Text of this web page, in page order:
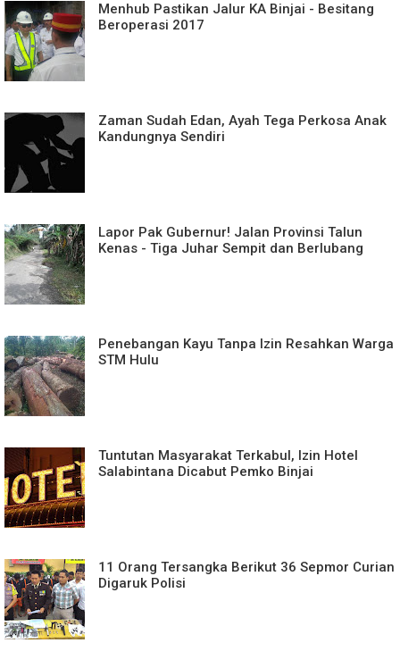
Menhub Pastikan Jalur KA Binjai - Besitang
Beroperasi 2017
Zaman Sudah Edan, Ayah Tega Perkosa Anak
Kandungnya Sendiri
Lapor Pak Gubernur! Jalan Provinsi Talun
Kenas - Tiga Juhar Sempit dan Berlubang
Penebangan Kayu Tanpa Izin Resahkan Warga
STM Hulu
Tuntutan Masyarakat Terkabul, Izin Hotel
Salabintana Dicabut Pemko Binjai
11 Orang Tersangka Berikut 36 Sepmor Curian
Digaruk Polisi